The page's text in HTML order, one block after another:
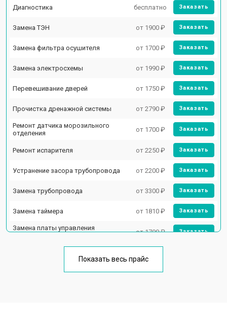
Диагностика бесплатно Заказать
Замена ТЭН от 1900 ₽ Заказать
Замена фильтра осушителя от 1700 ₽ Заказать
Замена электросхемы от 1990 ₽ Заказать
Перевешивание дверей от 1750 ₽ Заказать
Прочистка дренажной системы от 2790 ₽ Заказать
Ремонт датчика морозильного
отделения
от 1700 ₽ Заказать
Ремонт испарителя от 2250 ₽ Заказать
Устранение засора трубопровода от 2200 ₽ Заказать
Замена трубопровода от 3300 ₽ Заказать
Замена таймера от 1810 ₽ Заказать
Замена платы управления
от 1700 ₽ Заказать
Ремонт/замена датчика
Замена термостата от 1700 ₽
Показать весь прайс